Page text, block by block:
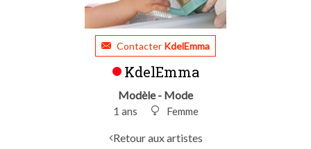
Contacter KdelEmma
KdelEmma
Modèle - Mode
1 ans Femme
Retour aux artistes